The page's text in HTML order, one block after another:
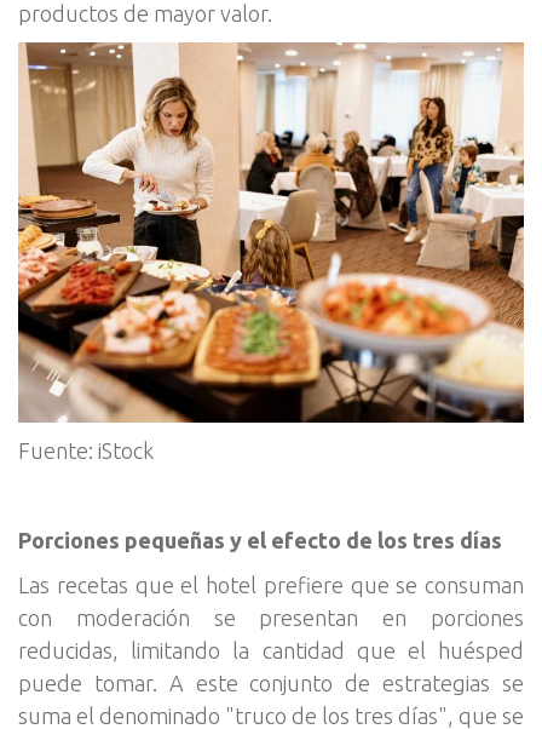
productos de mayor valor.
Fuente: iStock
Porciones pequeñas y el efecto de los tres días
Las recetas que el hotel prefiere que se consuman
con moderación se presentan en porciones
reducidas, limitando la cantidad que el huésped
puede tomar. A este conjunto de estrategias se
suma el denominado "truco de los tres días", que se